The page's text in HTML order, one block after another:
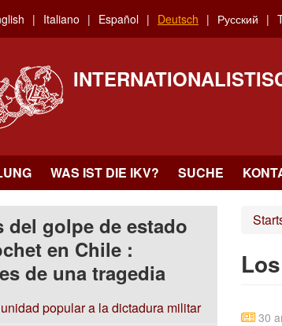
Italiano Español Deutsch Русский
WAS IST DIE IKV? SUCHE
del golpe de estado
en Chile :
de una tragedia
popular a la dictadura militar
30